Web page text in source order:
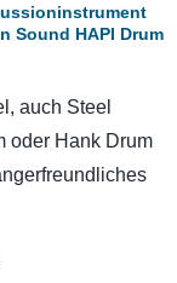
Sound HAPI Drum
auch Steel
oder Hank Drum